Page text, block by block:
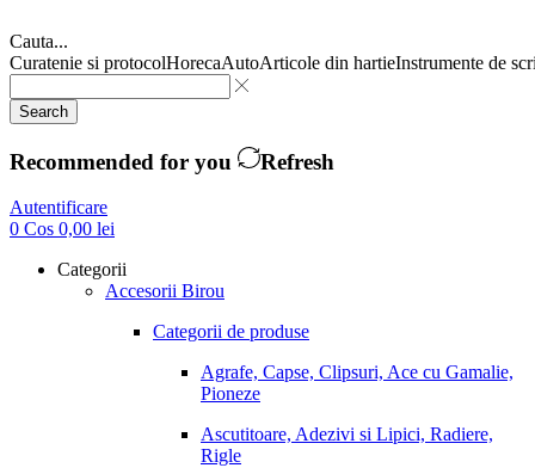
Cauta...
Curatenie si protocolHorecaAutoArticole din hartieInstrumente de
Search
Recommended for you Refresh
Autentificare
0 Cos 0,00 lei
Categorii
Accesorii Birou
Categorii de produse
Agrafe, Capse, Clipsuri, Ace cu Gamalie,
Pioneze
Ascutitoare, Adezivi si Lipici, Radiere,
Rigle